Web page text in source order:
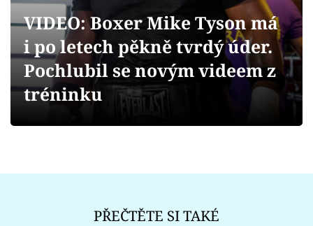
Videa
Sledujte prima+
VIDEO: Boxer Mike Tyson má
i po letech pěkně tvrdý úder.
Pochlubil se novým videem z
tréninku
PŘEČTĚTE SI TAKÉ